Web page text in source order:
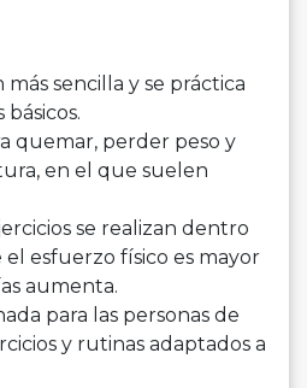
más sencilla y se práctica
quemar, perder peso y
en el que suelen
se realizan dentro
esfuerzo físico es mayor
aumenta.
para las personas de
y rutinas adaptados a